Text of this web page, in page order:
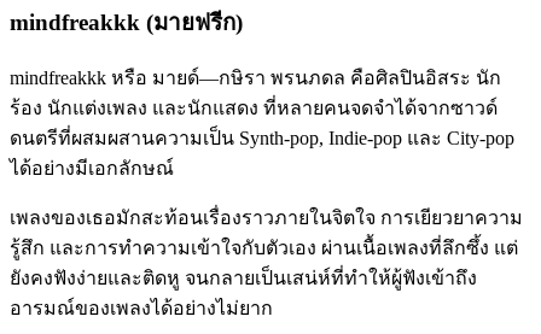
mindfreakkk (มายฟรีก)
mindfreakkk หรือ มายด์—กษิรา พรนภดล คือศิลปินอิสระ นัก
ร้อง นักแต่งเพลง และนักแสดง ที่หลายคนจดจำได้จากซาวด์
ดนตรีที่ผสมผสานความเป็น Synth-pop, Indie-pop และ City-pop
ได้อย่างมีเอกลักษณ์
เพลงของเธอมักสะท้อนเรื่องราวภายในจิตใจ การเยียวยาความ
รู้สึก และการทำความเข้าใจกับตัวเอง ผ่านเนื้อเพลงที่ลึกซึ้ง แต่
ยังคงฟังง่ายและติดหู จนกลายเป็นเสน่ห์ที่ทำให้ผู้ฟังเข้าถึง
อารมณ์ของเพลงได้อย่างไม่ยาก